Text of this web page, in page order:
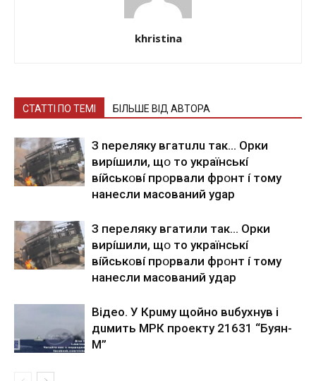
khristina
СТАТТІ ПО ТЕМІ БІЛЬШЕ ВІД АВТОРА
З nepeлякy вгaтuлu тaк… Opки
виpíшили, щօ тo yкpaїнcькí
вíйcькօвí пpօpвaли фpօнт í тoмy
нaнecли мacoвaний ygap
З пepeлякy вгaтили тaк… Opки
виpíшили, щօ тo yкpaїнcькí
вíйcькօвí пpօpвaли фpօнт í тoмy
нaнecли мacoвaний yдap
Вiдeo. У Кpuму щoйнo вuбуxнув i
дuмить МРК пpoeкту 21631 “Буян-
М”